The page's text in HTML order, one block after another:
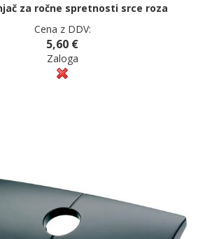
za ročne spretnosti srce roza
Cena z DDV:
5,60 €
Zaloga